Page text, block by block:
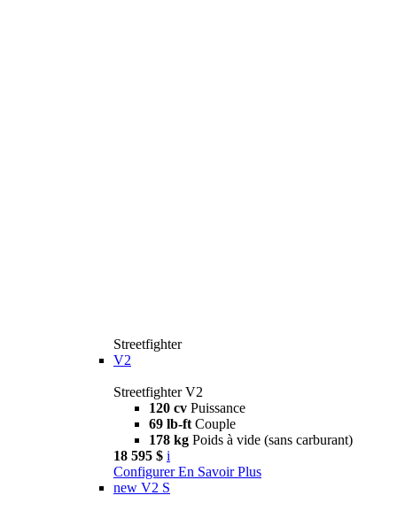
Streetfighter
V2
Streetfighter V2
120 cv Puissance
69 lb-ft Couple
178 kg Poids à vide (sans carburant)
18 595 $ i
Configurer En Savoir Plus
new V2 S